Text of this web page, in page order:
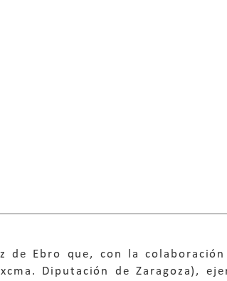
de Ebro que, con la
Diputación de Zaragoza),